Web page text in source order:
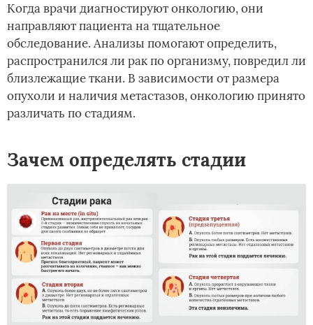
Когда врачи диагностируют онкологию, они
направляют пациента на тщательное
обследование. Анализы помогают определить,
распространился ли рак по организму, повредил ли
близлежащие ткани. В зависимости от размера
опухоли и наличия метастазов, онкологию принято
различать по стадиям.
Зачем определять стадии